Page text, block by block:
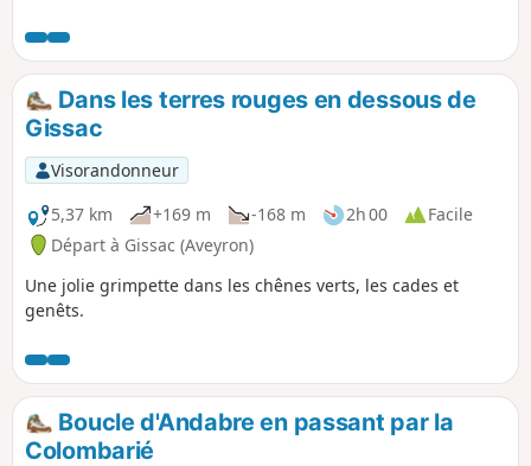
Dans les terres rouges en dessous de
Gissac
Visorandonneur
5,37 km
+169 m -168 m 2h 00
Facile
Départ à Gissac (Aveyron)
Une jolie grimpette dans les chênes verts, les cades et
genêts.
Boucle d'Andabre en passant par la
Colombarié